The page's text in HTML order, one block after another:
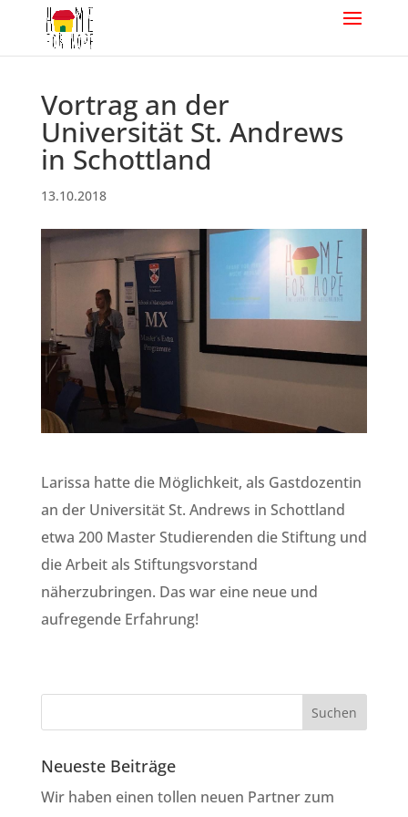
Vortrag an der
Universität St. Andrews
in Schottland
13.10.2018
Larissa hatte die Möglichkeit, als Gastdozentin
an der Universität St. Andrews in Schottland
etwa 200 Master Studierenden die Stiftung und
die Arbeit als Stiftungsvorstand
näherzubringen. Das war eine neue und
aufregende Erfahrung!
Neueste Beiträge
Wir haben einen tollen neuen Partner zum